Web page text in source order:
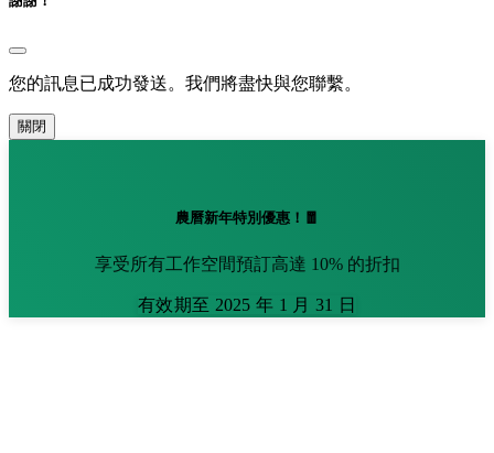
您的訊息已成功發送。我們將盡快與您聯繫。
關閉
農曆新年特別優惠！🧧
享受所有工作空間預訂高達 10% 的折扣
有效期至 2025 年 1 月 31 日